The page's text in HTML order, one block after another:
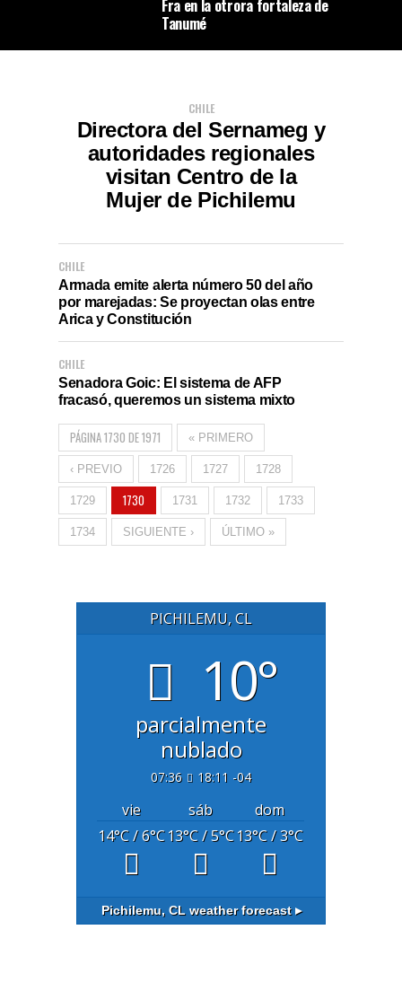
Fra en la otrora fortaleza de
Tanumé
CHILE
Directora del Sernameg y
autoridades regionales
visitan Centro de la
Mujer de Pichilemu
CHILE
Armada emite alerta número 50 del año
por marejadas: Se proyectan olas entre
Arica y Constitución
CHILE
Senadora Goic: El sistema de AFP
fracasó, queremos un sistema mixto
PÁGINA 1730 DE 1971 « PRIMERO
‹ PREVIO 1726 1727 1728
1729 1730 1731 1732 1733
1734 SIGUIENTE › ÚLTIMO »
PICHILEMU, CL
10°
parcialmente
nublado
07:36 18:11 -04
vie sáb
dom
14°C/ 6°C13°C/ 5°C13°C/ 3°C
Pichilemu, CL weather forecast ▸